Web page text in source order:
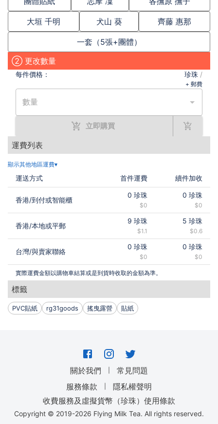
大垣 千明 犬山 葵 齊藤 惠那
一套（5張+團體）
② 更改數量
每件價格： 珍珠 /
+ 郵費
數量
立即購買
運費列表
顯示其他地區運費▾
運送方式 首件運費 續件加收
香港/到付或智能櫃
0 珍珠
$0
0 珍珠
$0
香港/本地或平郵
9 珍珠
$1.1
5 珍珠
$0.6
台灣/與賣家聯絡
0 珍珠
$0
0 珍珠
$0
實際運費金額以購物車結算或是到貨時收取的金額為準。
標籤
PVC貼紙 rg31goods 搖曳露營 貼紙
關於我們 ｜
常見問題
服務條款
｜
隱私權聲明
收費服務及虛擬貨幣（珍珠）使用條款
Copyright © 2019-2026 Flying Milk Tea. All rights reserved.